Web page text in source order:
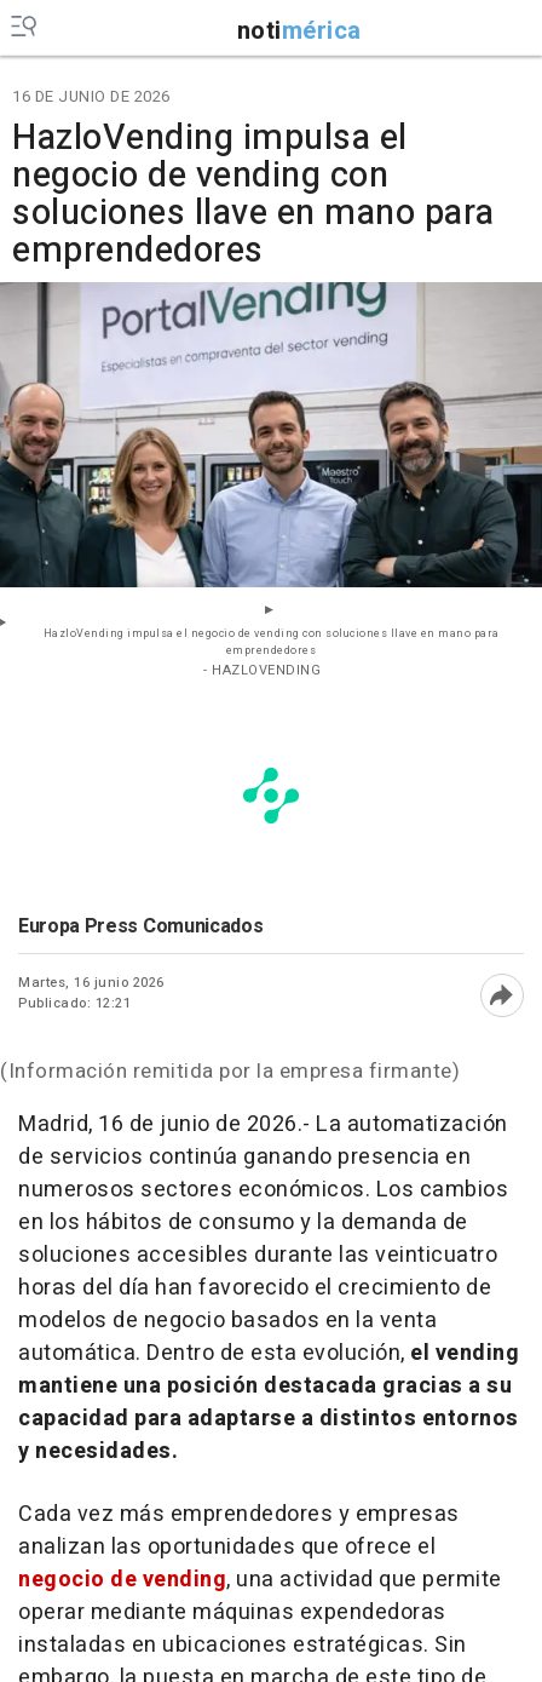
notimérica
16 DE JUNIO DE 2026
HazloVending impulsa el
negocio de vending con
soluciones llave en mano para
emprendedores
HazloVending impulsa el negocio de vending con soluciones llave en mano para
emprendedores
- HAZLOVENDING
Europa Press Comunicados
Martes, 16 junio 2026
Publicado: 12:21
(Información remitida por la empresa firmante)
Madrid, 16 de junio de 2026.- La automatización
de servicios continúa ganando presencia en
numerosos sectores económicos. Los cambios
en los hábitos de consumo y la demanda de
soluciones accesibles durante las veinticuatro
horas del día han favorecido el crecimiento de
modelos de negocio basados en la venta
automática. Dentro de esta evolución, el vending
mantiene una posición destacada gracias a su
capacidad para adaptarse a distintos entornos
y necesidades.
Cada vez más emprendedores y empresas
analizan las oportunidades que ofrece el
negocio devending, una actividad que permite
operar mediante máquinas expendedoras
instaladas en ubicaciones estratégicas. Sin